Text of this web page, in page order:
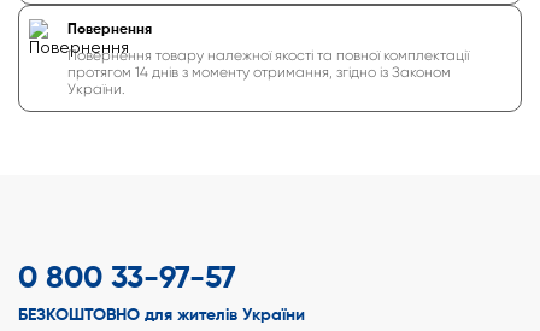
Повернення
Повернення товару належної якості та повної комплектації
протягом 14 днів з моменту отримання, згідно із Законом
України.
0 800 33-97-57
БЕЗКОШТОВНО для жителів України